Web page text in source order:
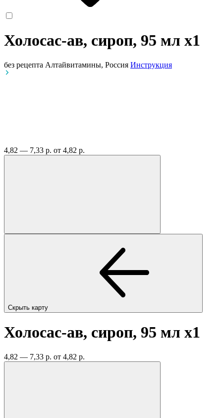
Холосас-ав, сироп, 95 мл x1
без рецепта Алтайвитамины, Россия Инструкция
4,82 — 7,33 р. от 4,82 р.
Скрыть карту
Холосас-ав, сироп, 95 мл x1
4,82 — 7,33 р. от 4,82 р.